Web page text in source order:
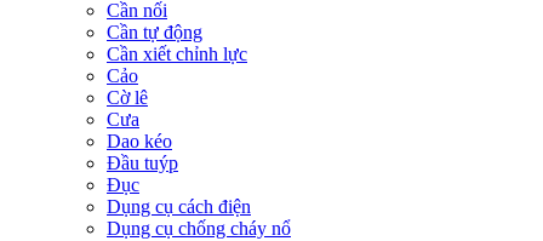
Cần nối
Cần tự động
Cần xiết chỉnh lực
Cảo
Cờ lê
Cưa
Dao kéo
Đầu tuýp
Đục
Dụng cụ cách điện
Dụng cụ chống cháy nổ